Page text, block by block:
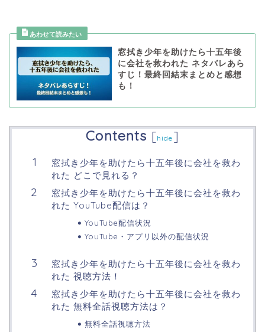
窓拭き少年を助けたら十五年後
に会社を救われた ネタバレあら
すじ！最終回結末まとめと感想
も！
Contents [hide ]
窓拭き少年を助けたら十五年後に会社を救わ
れた どこで見れる？
窓拭き少年を助けたら十五年後に会社を救わ
れた YouTube配信は？
YouTube配信状況
YouTube・アプリ以外の配信状況
窓拭き少年を助けたら十五年後に会社を救わ
れた 視聴方法！
窓拭き少年を助けたら十五年後に会社を救わ
れた 無料全話視聴方法は？
無料全話視聴方法